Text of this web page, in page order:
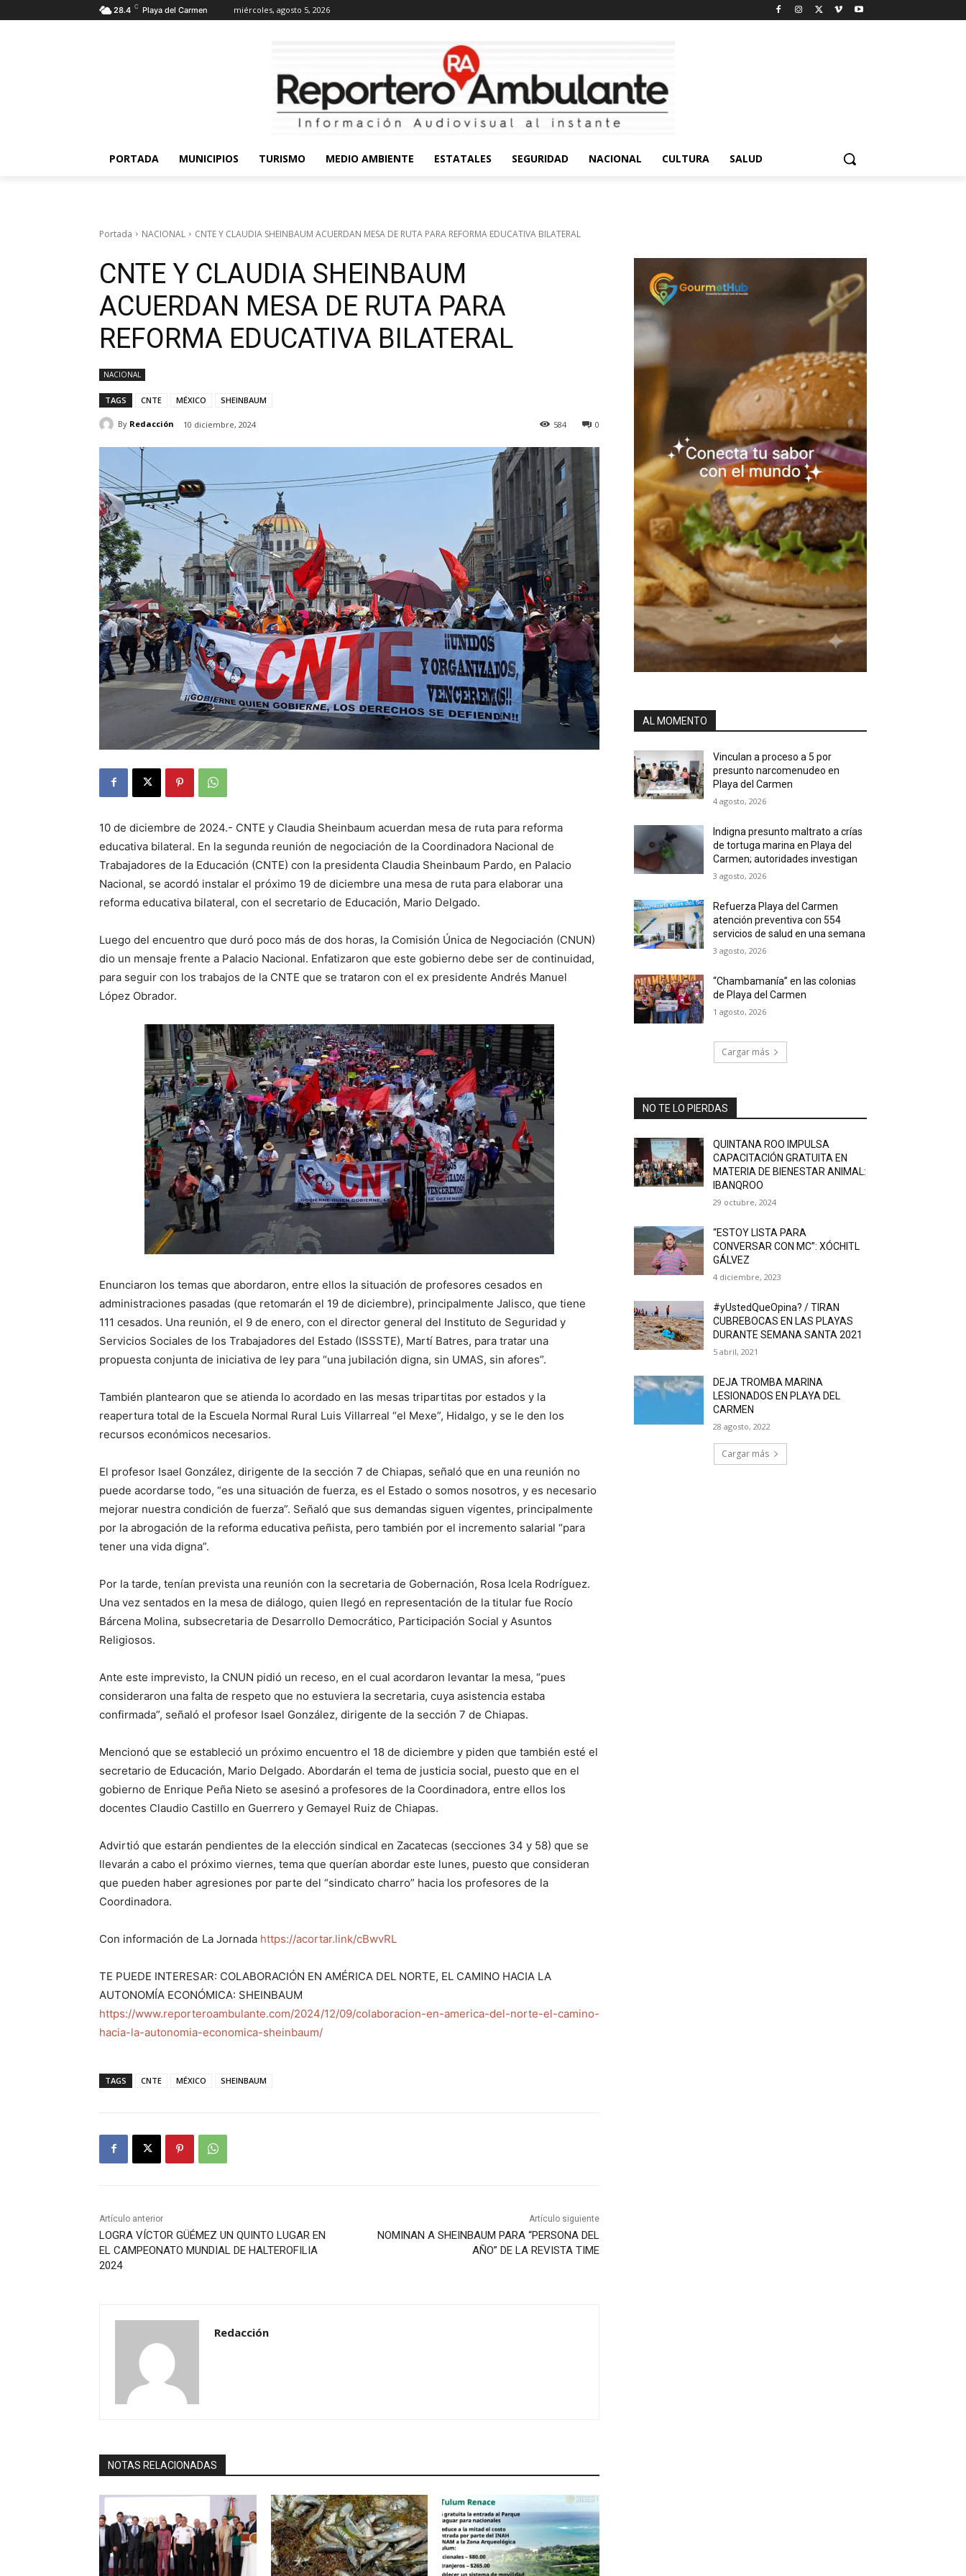
28.4 C Playa del Carmen miércoles, agosto 5, 2026
PORTADA MUNICIPIOS TURISMO MEDIO AMBIENTE ESTATALES SEGURIDAD NACIONAL CULTURA SALUD
Portada NACIONAL CNTE Y CLAUDIA SHEINBAUM ACUERDAN MESA DE RUTA PARA REFORMA EDUCATIVA BILATERAL
CNTE Y CLAUDIA SHEINBAUM
ACUERDAN MESA DE RUTA PARA
REFORMA EDUCATIVA BILATERAL
NACIONAL
TAGS CNTE MÉXICO SHEINBAUM
By Redacción 10 diciembre, 2024 0
584
10 de diciembre de 2024.- CNTE y Claudia Sheinbaum acuerdan mesa de ruta para reforma
educativa bilateral. En la segunda reunión de negociación de la Coordinadora Nacional de
Trabajadores de la Educación (CNTE) con la presidenta Claudia Sheinbaum Pardo, en Palacio
Nacional, se acordó instalar el próximo 19 de diciembre una mesa de ruta para elaborar una
reforma educativa bilateral, con el secretario de Educación, Mario Delgado.
Luego del encuentro que duró poco más de dos horas, la Comisión Única de Negociación (CNUN)
dio un mensaje frente a Palacio Nacional. Enfatizaron que este gobierno debe ser de continuidad,
para seguir con los trabajos de la CNTE que se trataron con el ex presidente Andrés Manuel
López Obrador.
Enunciaron los temas que abordaron, entre ellos la situación de profesores cesados en
administraciones pasadas (que retomarán el 19 de diciembre), principalmente Jalisco, que tiene
111 cesados. Una reunión, el 9 de enero, con el director general del Instituto de Seguridad y
Servicios Sociales de los Trabajadores del Estado (ISSSTE), Martí Batres, para tratar una
propuesta conjunta de iniciativa de ley para “una jubilación digna, sin UMAS, sin afores”.
También plantearon que se atienda lo acordado en las mesas tripartitas por estados y la
reapertura total de la Escuela Normal Rural Luis Villarreal “el Mexe”, Hidalgo, y se le den los
recursos económicos necesarios.
El profesor Isael González, dirigente de la sección 7 de Chiapas, señaló que en una reunión no
puede acordarse todo, “es una situación de fuerza, es el Estado o somos nosotros, y es necesario
mejorar nuestra condición de fuerza”. Señaló que sus demandas siguen vigentes, principalmente
por la abrogación de la reforma educativa peñista, pero también por el incremento salarial “para
tener una vida digna”.
Por la tarde, tenían prevista una reunión con la secretaria de Gobernación, Rosa Icela Rodríguez.
Una vez sentados en la mesa de diálogo, quien llegó en representación de la titular fue Rocío
Bárcena Molina, subsecretaria de Desarrollo Democrático, Participación Social y Asuntos
Religiosos.
Ante este imprevisto, la CNUN pidió un receso, en el cual acordaron levantar la mesa, “pues
consideraron una falta de respeto que no estuviera la secretaria, cuya asistencia estaba
confirmada”, señaló el profesor Isael González, dirigente de la sección 7 de Chiapas.
Mencionó que se estableció un próximo encuentro el 18 de diciembre y piden que también esté el
secretario de Educación, Mario Delgado. Abordarán el tema de justicia social, puesto que en el
gobierno de Enrique Peña Nieto se asesinó a profesores de la Coordinadora, entre ellos los
docentes Claudio Castillo en Guerrero y Gemayel Ruiz de Chiapas.
Advirtió que estarán pendientes de la elección sindical en Zacatecas (secciones 34 y 58) que se
llevarán a cabo el próximo viernes, tema que querían abordar este lunes, puesto que consideran
que pueden haber agresiones por parte del “sindicato charro” hacia los profesores de la
Coordinadora.
Con información de La Jornada https://acortar.link/cBwvRL
TE PUEDE INTERESAR: COLABORACIÓN EN AMÉRICA DEL NORTE, EL CAMINO HACIA LA
AUTONOMÍA ECONÓMICA: SHEINBAUM
https://www.reporteroambulante.com/2024/12/09/colaboracion-en-america-del-norte-el-camino-
hacia-la-autonomia-economica-sheinbaum/
TAGS CNTE MÉXICO SHEINBAUM
Artículo anterior
LOGRA VÍCTOR GÜÉMEZ UN QUINTO LUGAR EN
EL CAMPEONATO MUNDIAL DE HALTEROFILIA
2024
Artículo siguiente
NOMINAN A SHEINBAUM PARA “PERSONA DEL
AÑO” DE LA REVISTA TIME
Redacción
NOTAS RELACIONADAS
AL MOMENTO
Vinculan a proceso a 5 por
presunto narcomenudeo en
Playa del Carmen
4 agosto, 2026
Indigna presunto maltrato a crías
de tortuga marina en Playa del
Carmen; autoridades investigan
3 agosto, 2026
Refuerza Playa del Carmen
atención preventiva con 554
servicios de salud en una semana
3 agosto, 2026
“Chambamanía” en las colonias
de Playa del Carmen
1 agosto, 2026
Cargar más
NO TE LO PIERDAS
QUINTANA ROO IMPULSA
CAPACITACIÓN GRATUITA EN
MATERIA DE BIENESTAR ANIMAL:
IBANQROO
29 octubre, 2024
“ESTOY LISTA PARA
CONVERSAR CON MC”: XÓCHITL
GÁLVEZ
4 diciembre, 2023
#yUstedQueOpina? / TIRAN
CUBREBOCAS EN LAS PLAYAS
DURANTE SEMANA SANTA 2021
5 abril, 2021
DEJA TROMBA MARINA
LESIONADOS EN PLAYA DEL
CARMEN
28 agosto, 2022
Cargar más